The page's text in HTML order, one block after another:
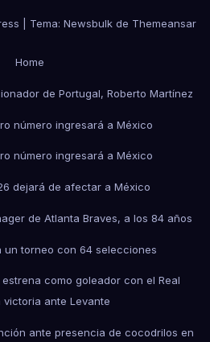
Tema: Newsbulkde Themeansar
Home
de Portugal, Roberto Martínez
número ingresará a México
número ingresará a México
dejará de afectar a México
de Atlanta Braves, a los 84 años
un torneo con 64 selecciones
como goleador con el Real
victoria ante Levante
ante presencia de cocodrilos en